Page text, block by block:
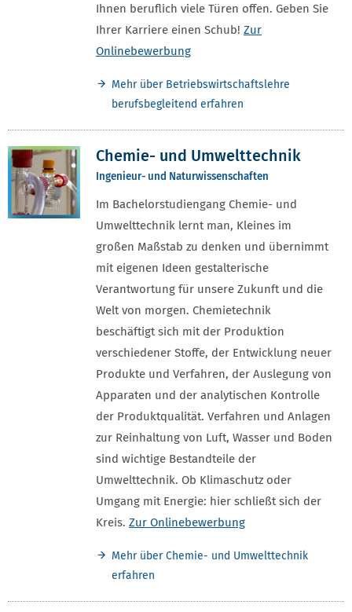
Ihnen beruflich viele Türen offen. Geben Sie
Ihrer Karriere einen Schub! Zur
Onlinebewerbung
Mehr über Betriebswirtschaftslehre
berufsbegleitend erfahren
Chemie- und Umwelttechnik
Ingenieur- und Naturwissenschaften
Im Bachelorstudiengang Chemie- und
Umwelttechnik lernt man, Kleines im
großen Maßstab zu denken und übernimmt
mit eigenen Ideen gestalterische
Verantwortung für unsere Zukunft und die
Welt von morgen. Chemietechnik
beschäftigt sich mit der Produktion
verschiedener Stoffe, der Entwicklung neuer
Produkte und Verfahren, der Auslegung von
Apparaten und der analytischen Kontrolle
der Produktqualität. Verfahren und Anlagen
zur Reinhaltung von Luft, Wasser und Boden
sind wichtige Bestandteile der
Umwelttechnik. Ob Klimaschutz oder
Umgang mit Energie: hier schließt sich der
Kreis. Zur Onlinebewerbung
Mehr über Chemie- und Umwelttechnik
erfahren